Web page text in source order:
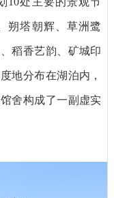
朔塔朝辉、草洲鹭
稻香艺韵、矿城印
地分布在湖泊内，
舍构成了一副虚实